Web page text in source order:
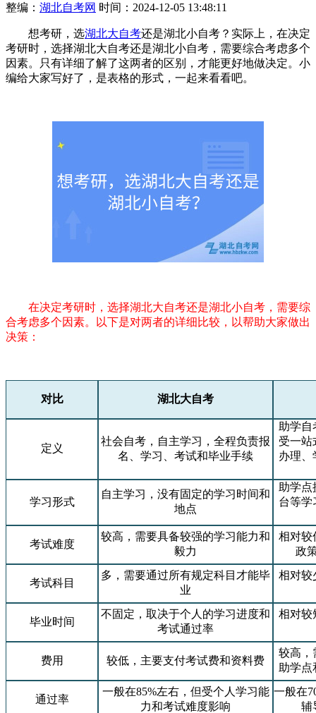
整编： 湖北自考网 时间：2024-12-05 13:48:11
想考研，选湖北大自考还是湖北小自考？实际上，在决定
考研时，选择湖北大自考还是湖北小自考，需要综合考虑多个
因素。只有详细了解了这两者的区别，才能更好地做决定。小
编给大家写好了，是表格的形式，一起来看看吧。
在决定考研时，选择湖北大自考还是湖北小自考，需要综
合考虑多个因素。以下是对两者的详细比较，以帮助大家做出
决策：
对比 湖北大自考
定义
社会自考，自主学习，全程负责报
名、学习、考试和毕业手续
助学
受一站
办理、
学习形式
自主学习，没有固定的学习时间和
地点
助学
台等学
考试难度
较高，需要具备较强的学习能力和
毅力
相对较
政
考试科目
多，需要通过所有规定科目才能毕
业
相对较
毕业时间
不固定，取决于个人的学习进度和
考试通过率
相对较
费用 较低，主要支付考试费和资料费
较高，
助学
通过率
一般在85%左右，但受个人学习能
力和考试难度影响
一般在
辅